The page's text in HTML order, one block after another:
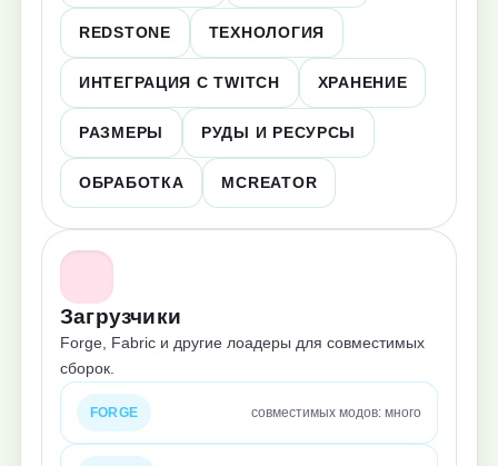
REDSTONE ТЕХНОЛОГИЯ
ИНТЕГРАЦИЯ С TWITCH ХРАНЕНИЕ
РАЗМЕРЫ РУДЫ И РЕСУРСЫ
ОБРАБОТКА MCREATOR
Загрузчики
Forge, Fabric и другие лоадеры для совместимых
сборок.
FORGE совместимых модов: много